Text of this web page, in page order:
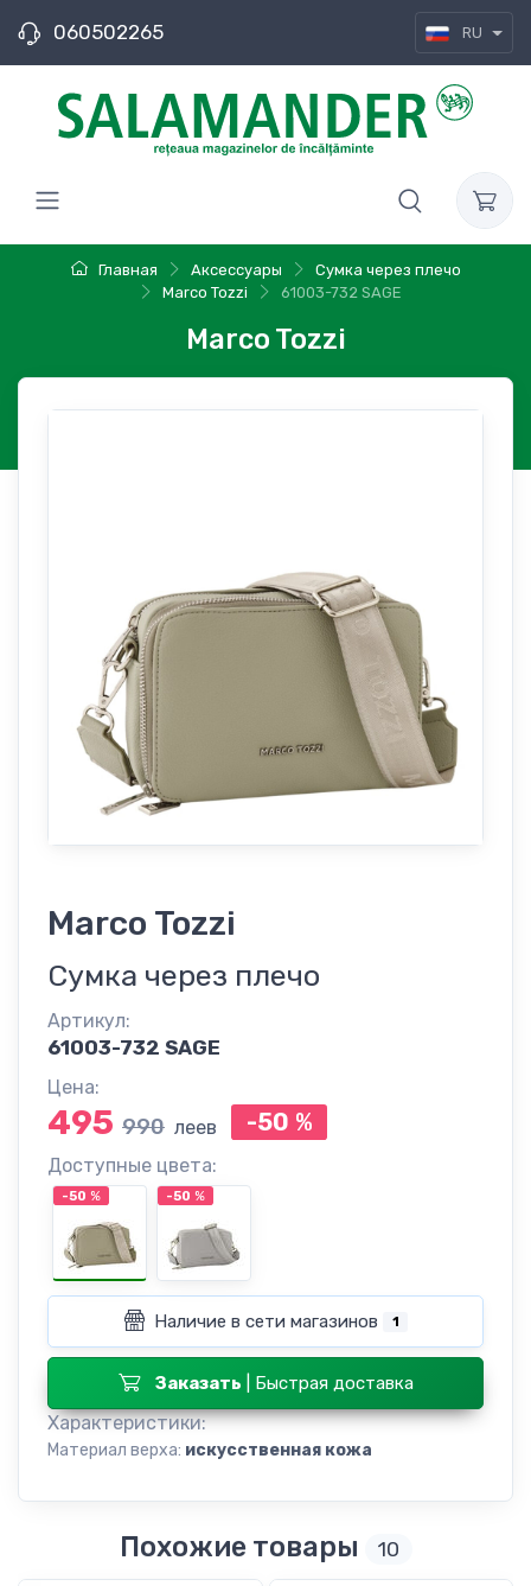
060502265 RU
Главная Аксессуары
Сумка через плечо
Marco Tozzi
61003-732 SAGE
Marco Tozzi
Marco Tozzi
Сумка через плечо
Артикул:
61003-732 SAGE
Цена:
495 990 леев -50 %
Доступные цвета:
-50 % -50 %
Наличие в сети магазинов 1
Заказать | Быстрая доставка
Характеристики:
Материал верха: искусственная кожа
Похожие товары 10